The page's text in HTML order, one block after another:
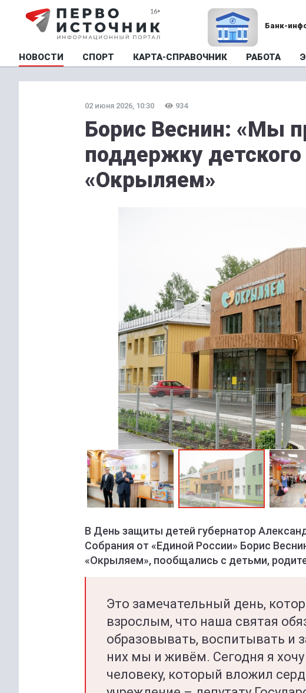
Банк-
НОВОСТИ СПОРТ КАРТА-СПРАВОЧНИК РАБОТА
02 июня 2026, 10:30 934
Борис Веснин: «Мы
поддержку
«Окрыляем»
В День защиты детей губернатор
Собрания от «Единой России» Борис
«Окрыляем», пообщались с детьми,
Это замечательный день,
взрослым, что наша святая
образовывать, воспитывать и
них мы и живём. Сегодня я
человеку, который вложил